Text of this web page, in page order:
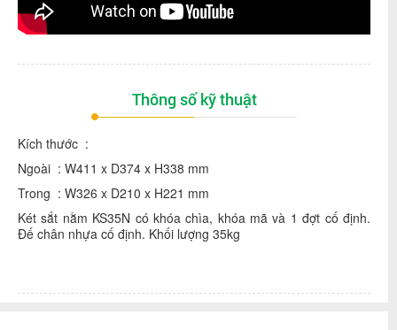
Thông số kỹ thuật
Kích thước :
Ngoài : W411 x D374 x H338 mm
Trong : W326 x D210 x H221 mm
Két sắt nằm KS35N có khóa chìa, khóa mã và 1 đợt cố định.
Đế chân nhựa cố định. Khối lượng 35kg